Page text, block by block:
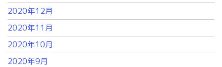
2020年12月
2020年11月
2020年10月
2020年9月